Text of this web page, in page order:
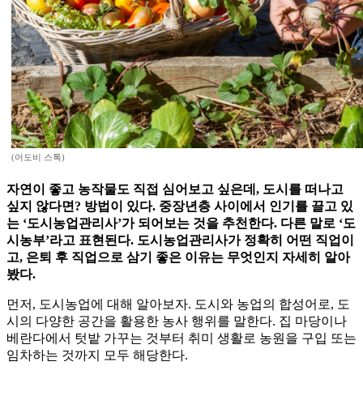
(어도비 스톡)
자연이 좋고 농작물도 직접 심어보고 싶은데, 도시를 떠나고
싶지 않다면? 방법이 있다. 중장년층 사이에서 인기를 끌고 있
는 ‘도시농업관리사’가 되어보는 것을 추천한다. 다른 말로 ‘도
시농부’라고 표현된다. 도시농업관리사가 정확히 어떤 직업이
고, 은퇴 후 직업으로 삼기 좋은 이유는 무엇인지 자세히 알아
봤다.
먼저, 도시농업에 대해 알아보자. 도시와 농업의 합성어로, 도
시의 다양한 공간을 활용한 농사 행위를 말한다. 집 마당이나
베란다에서 텃밭 가꾸는 것부터 취미 생활로 농원을 구입 또는
임차하는 것까지 모두 해당한다.